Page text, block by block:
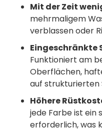
Mit der Zeit
mehrmaligem
verblassen oder
Funktioniert am
Oberflächen,
auf strukturierten
Höhere
jede Farbe ist ein
erforderlich, was